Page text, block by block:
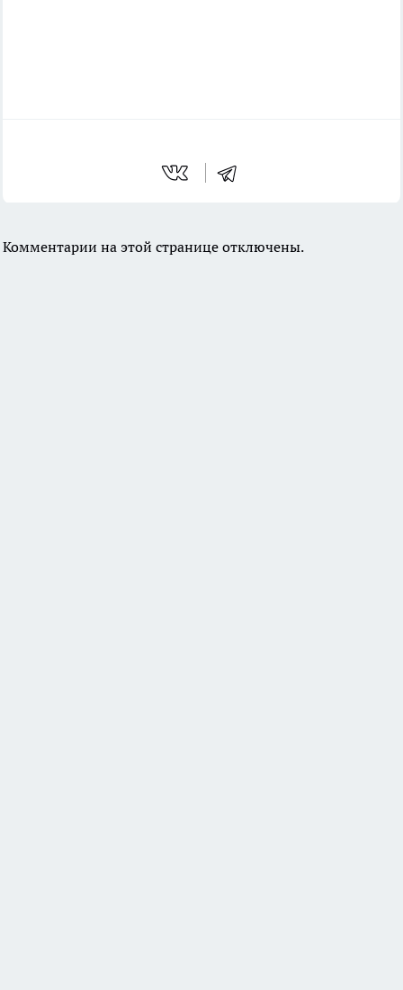
Комментарии на этой странице отключены.